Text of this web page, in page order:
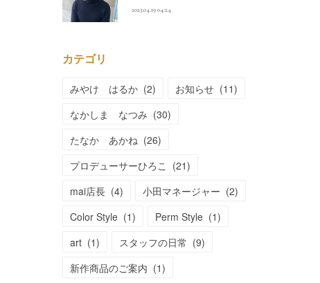
2023.04.19 04:24
カテゴリ
みやけ はるか (2) お知らせ (11)
なかしま なつみ (30)
たなか あかね (26)
プロデューサーひろこ (21)
mai店長 (4) 小田マネージャー (2)
Color Style (1) Perm Style (1)
art (1) スタッフの日常 (9)
新作商品のご案内 (1)